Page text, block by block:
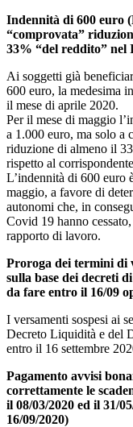
Indennità di 600 euro
“comprovata”
33% “del reddito” nel
Ai soggetti già
600 euro, la medesima
il mese di aprile 2020.
Per il mese di maggio
a 1.000 euro, ma solo a
riduzione di almeno il
rispetto al
L’indennità di 600 euro
maggio, a favore di
autonomi che, in
Covid 19 hanno
rapporto di lavoro.
Proroga dei termini di
sulla base dei decreti
da fare entro il 16/09
I versamenti sospesi ai
Decreto Liquidità e del
entro il 16 settembre
Pagamento avvisi
correttamente le
il 08/03/2020 ed il 31/
16/09/2020)